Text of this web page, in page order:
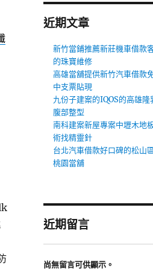
近期文章
新竹當鋪推薦新莊機車借款
的珠寶維修
高雄當舖提供新竹汽車借款
中支票貼現
九份子建案的IQOS的高雄
腹部整型
南科建案新屋專案中壢木地
術找精靈針
台北汽車借款好口碑的松山
桃園當舖
近期留言
尚無留言可供顯示。